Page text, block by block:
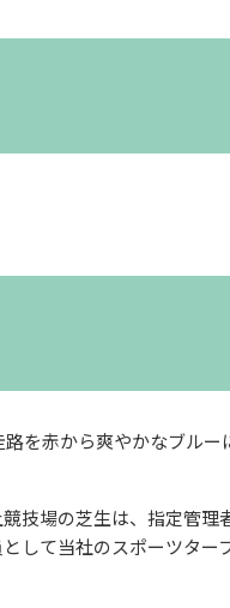
を赤から爽やかなブルー
技場の芝生は、指定管理
して当社のスポーツター